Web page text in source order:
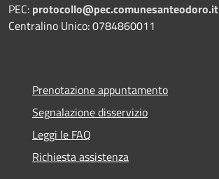
PEC: protocollo@pec.comunesanteodoro.it
Centralino Unico: 0784860011
Prenotazione appuntamento
Segnalazione disservizio
Leggi le FAQ
Richiesta assistenza